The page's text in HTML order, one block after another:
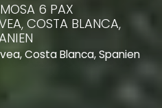
6 PAX
COSTA BLANCA,
Costa Blanca, Spanien